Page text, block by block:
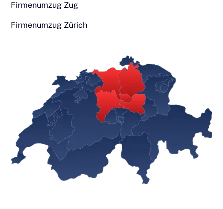
Firmenumzug Zug
Firmenumzug Zürich